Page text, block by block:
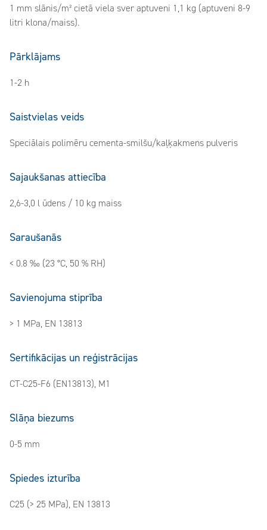
1 mm slānis/m² cietā viela sver aptuveni 1,1 kg (aptuveni 8-9
litri klona/maiss).
Pārklājams
1-2 h
Saistvielas veids
Speciālais polimēru cementa-smilšu/kaļķakmens pulveris
Sajaukšanas attiecība
2,6-3,0 l ūdens / 10 kg maiss
Saraušanās
< 0.8 ‰ (23 °C, 50 % RH)
Savienojuma stiprība
> 1 MPa, EN 13813
Sertifikācijas un reģistrācijas
CT-C25-F6 (EN13813), M1
Slāņa biezums
0-5 mm
Spiedes izturība
C25 (> 25 MPa), EN 13813